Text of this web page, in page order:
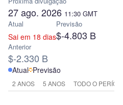
27 ago. 2026 11:30 GMT
Atual
Sai em 18 dias
Previsão
$-4.803 B
Anterior
$-2.330 B
Atual Previsão
2 ANOS 5 ANOS TODO O PERÍODO